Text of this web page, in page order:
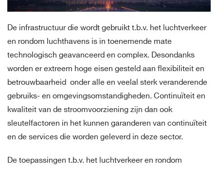
De infrastructuur die wordt gebruikt t.b.v. het luchtverkeer
en rondom luchthavens is in toenemende mate
technologisch geavanceerd en complex. Desondanks
worden er extreem hoge eisen gesteld aan flexibiliteit en
betrouwbaarheid onder alle en veelal sterk veranderende
gebruiks- en omgevingsomstandigheden. Continuïteit en
kwaliteit van de stroomvoorziening zijn dan ook
sleutelfactoren in het kunnen garanderen van continuïteit
en de services die worden geleverd in deze sector.
De toepassingen t.b.v. het luchtverkeer en rondom